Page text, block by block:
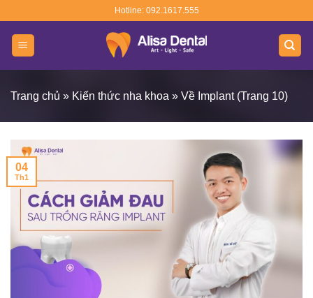
content
Hotline: 092.1617.555
Trang chủ » Kiến thức nha khoa » Về Implant(Trang 10)
04
Th1